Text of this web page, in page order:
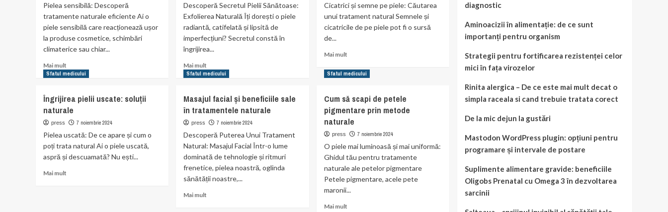
prin
metode
naturale
din
bucătărie
Pielea sensibilă: Descoperă
tratamente naturale eficiente Ai o
piele sensibilă care reacționează ușor
la produse cosmetice, schimbări
climaterice sau chiar...
Mai mult
more
naturale
pentru
pielea
Descoperă Secretul Pielii Sănătoase:
Exfolierea Naturală Îți dorești o piele
radiantă, catifelată și lipsită de
imperfecțiuni? Secretul constă în
îngrijirea...
Mai mult
more
exfolierii
naturale
pentru
Cicatrici și semne pe piele: Căutarea
unui tratament natural Semnele și
cicatricile de pe piele pot fi o sursă
de...
Mai multRead
about
pentru
cicatrici
și
pe
piele
Sfatul medicului
Îngrijirea pielii uscate: soluții
naturale
press 7 noiembrie 2024
Pielea uscată: De ce apare și cum o
poți trata natural Ai o piele uscată,
aspră și descuamată? Nu ești...
Mai mult
Sfatul medicului
Masajul facial și beneficiile sale
în tratamentele naturale
press 7 noiembrie 2024
Descoperă Puterea Unui Tratament
Natural: Masajul Facial Într-o lume
dominată de tehnologie și ritmuri
frenetice, pielea noastră, oglinda
sănătății noastre,...
Mai mult
Sfatul medicului
Cum să scapi de petele
pigmentare prin metode
naturale
press 7 noiembrie 2024
O piele mai luminoasă și mai uniformă:
Ghidul tău pentru tratamente
naturale ale petelor pigmentare
Petele pigmentare, acele pete
maronii...
Mai multRead
diagnostic
Aminoacizii în alimentație: de ce sunt
importanți pentru organism
Strategii pentru fortificarea rezistenței celor
mici în fața virozelor
Rinita alergica – De ce este mai mult decat o
simpla raceala si cand trebuie tratata corect
De la mic dejun la gustări
Mastodon WordPress plugin: opțiuni pentru
programare și intervale de postare
Suplimente alimentare gravide: beneficiile
Oligobs Prenatal cu Omega 3 în dezvoltarea
sarcinii